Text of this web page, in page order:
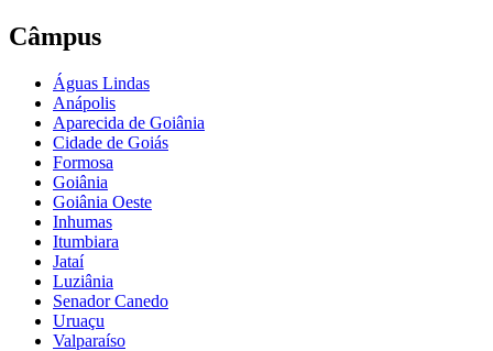
Câmpus
Águas Lindas
Anápolis
Aparecida de Goiânia
Cidade de Goiás
Formosa
Goiânia
Goiânia Oeste
Inhumas
Itumbiara
Jataí
Luziânia
Senador Canedo
Uruaçu
Valparaíso